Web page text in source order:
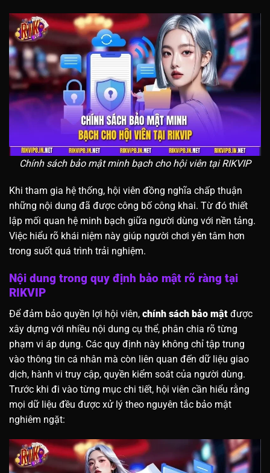
Chính sách bảo mật minh bạch cho hội viên tại RIKVIP
Khi tham gia hệ thống, hội viên đồng nghĩa chấp thuận
những nội dung đã được công bố công khai. Từ đó thiết
lập mối quan hệ minh bạch giữa người dùng với nền tảng.
Việc hiểu rõ khái niệm này giúp người chơi yên tâm hơn
trong suốt quá trình trải nghiệm.
Nội dung trong quy định bảo mật rõ ràng tại
RIKVIP
Để đảm bảo quyền lợi hội viên, chính sách bảo mật được
xây dựng với nhiều nội dung cụ thể, phân chia rõ từng
phạm vi áp dụng. Các quy định này không chỉ tập trung
vào thông tin cá nhân mà còn liên quan đến dữ liệu giao
dịch, hành vi truy cập, quyền kiểm soát của người dùng.
Trước khi đi vào từng mục chi tiết, hội viên cần hiểu rằng
mọi dữ liệu đều được xử lý theo nguyên tắc bảo mật
nghiêm ngặt: